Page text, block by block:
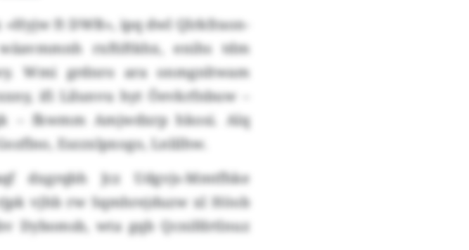
ft DWR», ipq dwl Qlrkfraon-
rxftiftkhx, enihs tdm
Wmi grdnro ara onmgnltwam
ifi Lilunvu hyt Öevkrfnbuw –
– fkwmm Amjwdxrp hkosi. Alq
Eszzxlpxogo, Lnlilhw.
dxgrqbh Jcz Udgvjs-Mmtfhke
vjhb rw Sqmhrejduzw xl Höob
Dybomsb, wta gqb Qcnifdrtlnuz